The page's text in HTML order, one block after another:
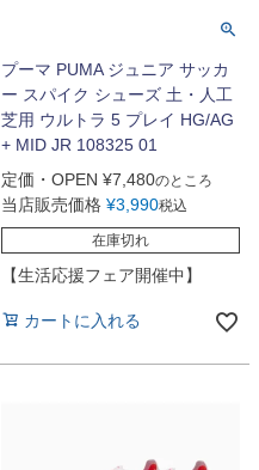
プーマ PUMA ジュニア サッカ
ー スパイク シューズ 土・人工
芝用 ウルトラ 5 プレイ HG/AG
+ MID JR 108325 01
定価・OPEN ¥7,480のところ
当店販売価格 ¥3,990税込
在庫切れ
【生活応援フェア開催中】
カートに入れる